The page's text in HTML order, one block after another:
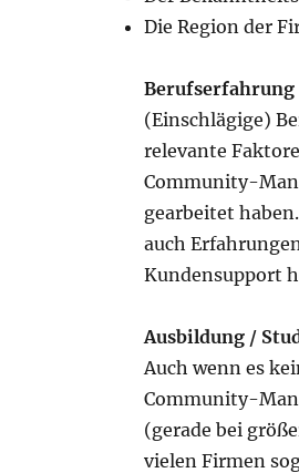
Die Region der
Berufserfahrung
(Einschlägige)
relevante
Community-
gearbeitet
auch
Kundensupport
Ausbildung /
Auch wenn es
Community-
(gerade bei
vielen Firmen